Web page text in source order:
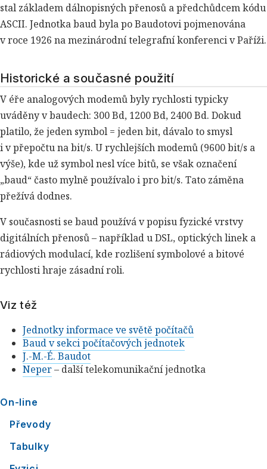
stal základem dálnopisných přenosů a předchůdcem kódu
ASCII. Jednotka baud byla po Baudotovi pojmenována
v roce 1926 na mezinárodní telegrafní konferenci v Paříži.
Historické a současné použití
V éře analogových modemů byly rychlosti typicky
uváděny v baudech: 300 Bd, 1200 Bd, 2400 Bd. Dokud
platilo, že jeden symbol = jeden bit, dávalo to smysl
i v přepočtu na bit/s. U rychlejších modemů (9600 bit/s a
výše), kde už symbol nesl více bitů, se však označení
„baud“ často mylně používalo i pro bit/s. Tato záměna
přežívá dodnes.
V současnosti se baud používá v popisu fyzické vrstvy
digitálních přenosů – například u DSL, optických linek a
rádiových modulací, kde rozlišení symbolové a bitové
rychlosti hraje zásadní roli.
Viz též
Jednotky informace ve světě počítačů
Baud v sekci počítačových jednotek
J.-M.-É. Baudot
Neper– další telekomunikační jednotka
On-line
Převody
Tabulky